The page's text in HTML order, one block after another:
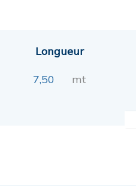
Longueur
7,50 mt